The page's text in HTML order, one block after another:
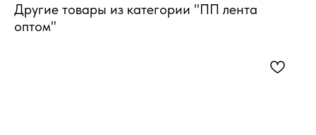
Другие товары из категории "ПП лента
оптом"